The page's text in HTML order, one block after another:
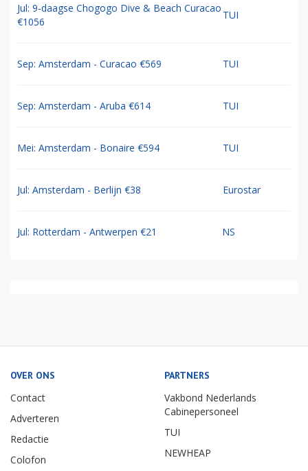
Jul: 9-daagse Chogogo Dive & Beach Curacao
€1056
TUI
Sep: Amsterdam - Curacao €569 TUI
Sep: Amsterdam - Aruba €614 TUI
Mei: Amsterdam - Bonaire €594 TUI
Jul: Amsterdam - Berlijn €38 Eurostar
Jul: Rotterdam - Antwerpen €21 NS
OVER ONS
Contact
Adverteren
Redactie
Colofon
PARTNERS
Vakbond Nederlands
Cabinepersoneel
TUI
NEWHEAP